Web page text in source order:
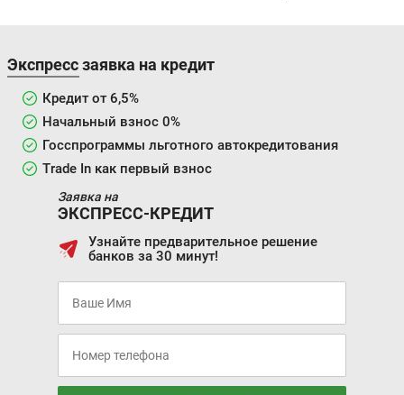
Экспресс заявка на кредит
Кредит от 6,5%
Начальный взнос 0%
Госспрограммы льготного автокредитования
Trade In как первый взнос
Заявка на
ЭКСПРЕСС-КРЕДИТ
Узнайте предварительное решение
банков за 30 минут!